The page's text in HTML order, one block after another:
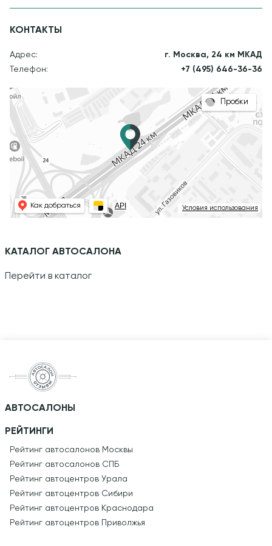
КОНТАКТЫ
Адрес:
г. Москва, 24 км МКАД
Телефон:
+7 (495) 646-36-36
Условия использования
Как добраться API
Пробки
КАТАЛОГ АВТОСАЛОНА
Перейти в каталог
АВТОСАЛОНЫ
РЕЙТИНГИ
Рейтинг автосалонов Москвы
Рейтинг автосалонов СПБ
Рейтинг автоцентров Урала
Рейтинг автоцентров Сибири
Рейтинг автоцентров Краснодара
Рейтинг автоцентров Приволжья